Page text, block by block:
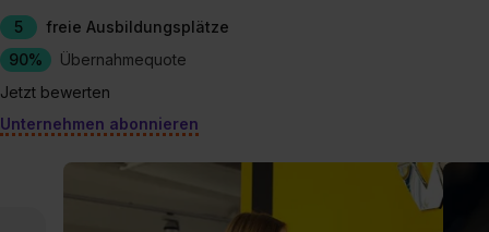
5
freie Ausbildungsplätze
90%
Übernahmequote
Jetzt bewerten
Unternehmen abonnieren